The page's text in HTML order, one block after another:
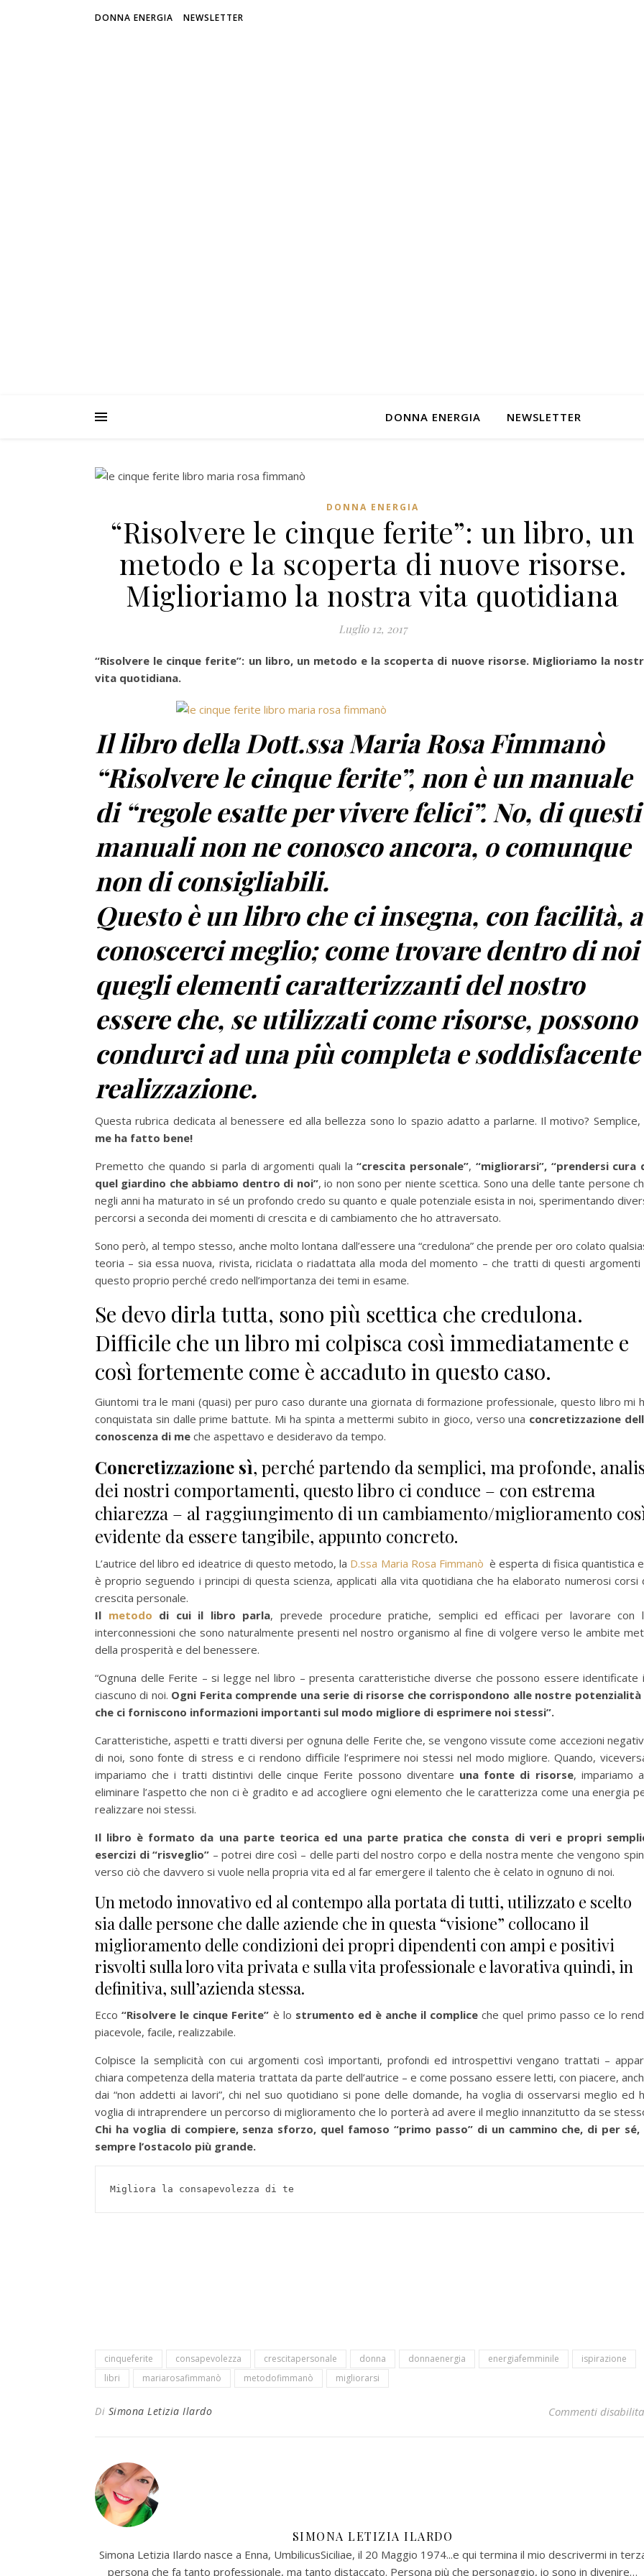
DONNA ENERGIA NEWSLETTER
DONNA ENERGIA NEWSLETTER
DONNA ENERGIA
“Risolvere le cinque ferite”: un libro, un
metodo e la scoperta di nuove risorse.
Miglioriamo la nostra vita quotidiana
Luglio 12, 2017
“Risolvere le cinque ferite”: un libro, un metodo e la scoperta di nuove risorse. Miglioriamo la
vita quotidiana.
Il libro della Dott.ssa Maria Rosa Fimmanò
“Risolvere le cinque ferite”, non è un manuale
di “regole esatte per vivere felici”. No, di questi
manuali non ne conosco ancora, o comunque
non di consigliabili.
Questo è un libro che ci insegna, con facilità, a
conoscerci meglio; come trovare dentro di noi
quegli elementi caratterizzanti del nostro
essere che, se utilizzati come risorse, possono
condurci ad una più completa e soddisfacente
realizzazione.
Questa rubrica dedicata al benessere ed alla bellezza sono lo spazio adatto a parlarne. Il motivo? Semplice,
me ha fatto bene!
Premetto che quando si parla di argomenti quali la“crescita personale”, “migliorarsi”, “prendersi cura
quel giardino che abbiamo dentro di noi”, io non sono per niente scettica. Sono una delle tante persone
negli anni ha maturato in sé un profondo credo su quanto e quale potenziale esista in noi, sperimentando
percorsi a seconda dei momenti di crescita e di cambiamento che ho attraversato.
Sono però, al tempo stesso, anche molto lontana dall’essere una “credulona” che prende per oro colato
teoria – sia essa nuova, rivista, riciclata o riadattata alla moda del momento – che tratti di questi argomenti
questo proprio perché credo nell’importanza dei temi in esame.
Se devo dirla tutta, sono più scettica che credulona.
Difficile che un libro mi colpisca così immediatamente e
così fortemente come è accaduto in questo caso.
Giuntomi tra le mani (quasi) per puro caso durante una giornata di formazione professionale, questo libro mi
conquistata sin dalle prime battute. Mi ha spinta a mettermi subito in gioco, verso una concretizzazione
conoscenza di me che aspettavo e desideravo da tempo.
Concretizzazione sì, perché partendo da semplici, ma profonde,
dei nostri comportamenti, questo libro ci conduce – con estrema
chiarezza – al raggiungimento di un cambiamento/miglioramento
evidente da essere tangibile, appunto concreto.
L’autrice del libro ed ideatrice di questo metodo, la D.ssa Maria Rosa Fimmanò è esperta di fisica quantistica
è proprio seguendo i principi di questa scienza, applicati alla vita quotidiana che ha elaborato numerosi corsi
crescita personale.
Il metodo di cui il libro parla, prevede procedure pratiche, semplici ed efficaci per lavorare con
interconnessioni che sono naturalmente presenti nel nostro organismo al fine di volgere verso le ambite
della prosperità e del benessere.
“Ognuna delle Ferite – si legge nel libro – presenta caratteristiche diverse che possono essere identificate
ciascuno di noi. Ogni Ferita comprende una serie di risorse che corrispondono alle nostre potenzialità
che ci forniscono informazioni importanti sul modo migliore di esprimere noi stessi”.
Caratteristiche, aspetti e tratti diversi per ognuna delle Ferite che, se vengono vissute come accezioni
di noi, sono fonte di stress e ci rendono difficile l’esprimere noi stessi nel modo migliore. Quando,
impariamo che i tratti distintivi delle cinque Ferite possono diventare una fonte di risorse, impariamo
eliminare l’aspetto che non ci è gradito e ad accogliere ogni elemento che le caratterizza come una energia
realizzare noi stessi.
Il libro è formato da una parte teorica ed una parte pratica che consta di veri e propri
esercizi di “risveglio” – potrei dire così – delle parti del nostro corpo e della nostra mente che vengono
verso ciò che davvero si vuole nella propria vita ed al far emergere il talento che è celato in ognuno di noi.
Un metodo innovativo ed al contempo alla portata di tutti, utilizzato e scelto
sia dalle persone che dalle aziende che in questa “visione” collocano il
miglioramento delle condizioni dei propri dipendenti con ampi e positivi
risvolti sulla loro vita privata e sulla vita professionale e lavorativa quindi, in
definitiva, sull’azienda stessa.
Ecco “Risolvere le cinque Ferite” è lo strumento ed è anche il complice che quel primo passo ce lo
piacevole, facile, realizzabile.
Colpisce la semplicità con cui argomenti così importanti, profondi ed introspettivi vengano trattati –
chiara competenza della materia trattata da parte dell’autrice – e come possano essere letti, con piacere,
dai “non addetti ai lavori”, chi nel suo quotidiano si pone delle domande, ha voglia di osservarsi meglio ed
voglia di intraprendere un percorso di miglioramento che lo porterà ad avere il meglio innanzitutto da se
Chi ha voglia di compiere, senza sforzo, quel famoso “primo passo” di un cammino che, di per sé,
sempre l’ostacolo più grande.
Migliora la consapevolezza di te
cinqueferite consapevolezza crescitapersonale donna donnaenergia energiafemminile
ispirazione
libri
mariarosafimmanò metodofimmanò migliorarsi
Di Simona Letizia Ilardo Commenti
SIMONA LETIZIA ILARDO
Simona Letizia Ilardo nasce a Enna, UmbilicusSiciliae, il 20 Maggio 1974...e qui termina il mio descrivermi in
persona che fa tanto professionale, ma tanto distaccato. Persona più che personaggio, io sono in divenire…